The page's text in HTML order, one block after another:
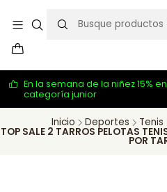
En la semana de la niñez 15%
categoría junior
Inicio Deportes Tenis
TOP SALE 2 TARROS PELOTAS
POR